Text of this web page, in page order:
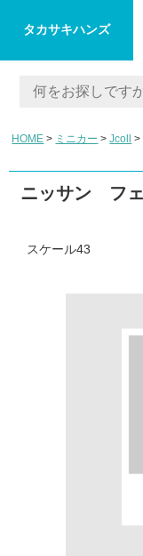
タカサキハンズ
HOME ミニカー Jcoll
ニッサン フ
スケール43